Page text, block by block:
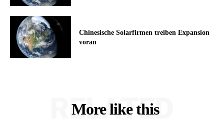
Chinesische Solarfirmen treiben Expansion
voran
More like this
RELATED